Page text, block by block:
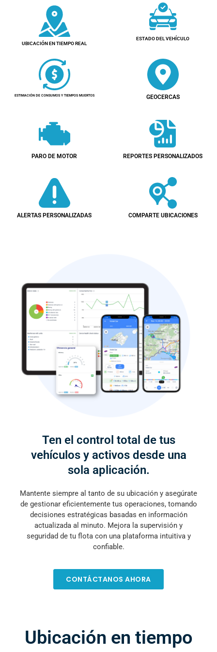
UBICACIÓN EN TIEMPO REAL
ESTADO DEL VEHÍCULO
ESTIMACIÓN DE CONSUMOS Y TIEMPOS MUERTOS GEOCERCAS
PARO DE MOTOR REPORTES PERSONALIZADOS
ALERTAS PERSONALIZADAS COMPARTE UBICACIONES
Ten el control total de tus
vehículos y activos desde una
sola aplicación.
Mantente siempre al tanto de su ubicación y asegúrate
de gestionar eficientemente tus operaciones, tomando
decisiones estratégicas basadas en información
actualizada al minuto. Mejora la supervisión y
seguridad de tu flota con una plataforma intuitiva y
confiable.
CONTÁCTANOS AHORA
Ubicación en tiempo